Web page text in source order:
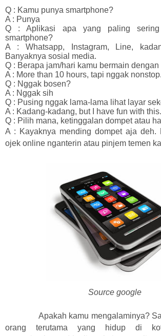
Q : Kamu punya smartphone?
A : Punya
Q : Aplikasi apa yang paling
smartphone?
A : Whatsapp, Instagram, Line,
Banyaknya sosial media.
Q : Berapa jam/hari kamu bermain dengan
A : More than 10 hours, tapi nggak nonstop.
Q : Nggak bosen?
A : Nggak sih
Q : Pusing nggak lama-lama lihat layar
A : Kadang-kadang, but I have fun with this.
Q : Pilih mana, ketinggalan dompet atau
A : Kayaknya mending dompet aja deh.
ojek online nganterin atau pinjem temen
Source google
Apakah kamu mengalaminya?
orang terutama yang hidup di